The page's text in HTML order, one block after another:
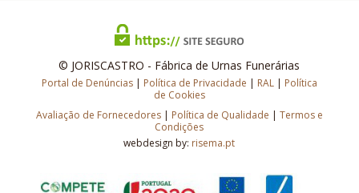
© JORISCASTRO - Fábrica de Urnas Funerárias
Portal de Denúncias| Política de Privacidade | RAL| Política
de Cookies
Avaliação de Fornecedores| Política de Qualidade | Termos e
Condições
webdesign by: risema.pt